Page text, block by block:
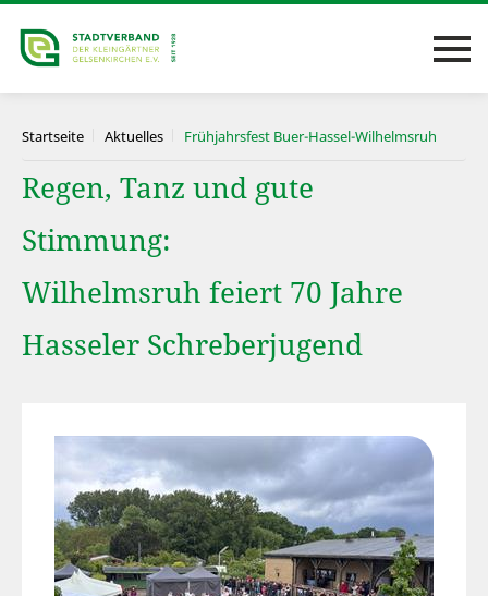
Startseite Aktuelles Frühjahrsfest Buer-Hassel-Wilhelmsruh
Regen, Tanz und gute
Stimmung:
Wilhelmsruh feiert 70 Jahre
Hasseler Schreberjugend